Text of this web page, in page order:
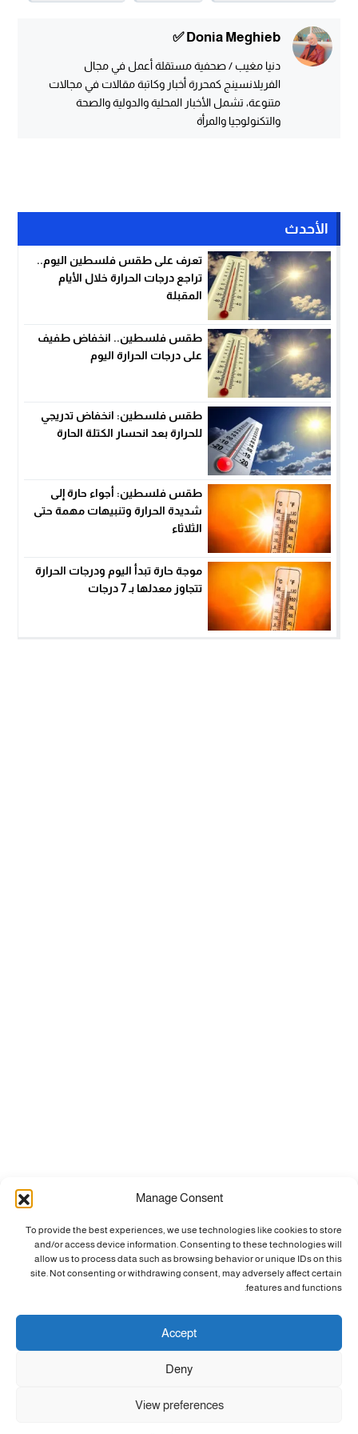
Manage Consent
To provide the best experiences, we use technologies like cookies to store
and/or access device information. Consenting to these technologies will
allow us to process data such as browsing behavior or unique IDs on this
site. Not consenting or withdrawing consent, may adversely affect certain
features and functions.
Accept
Deny
View preferences
Donia Meghieb ✅
دنيا مغيب / صحفية مستقلة أعمل في مجال
الفريلانسينج كمحررة أخبار وكاتبة مقالات في مجالات
متنوعة، تشمل الأخبار المحلية والدولية والصحة
والتكنولوجيا والمرأة
الأحدث
تعرف على طقس فلسطين اليوم..
تراجع درجات الحرارة خلال الأيام
المقبلة
طقس فلسطين.. انخفاض طفيف
على درجات الحرارة اليوم
طقس فلسطين: انخفاض تدريجي
للحرارة بعد انحسار الكتلة الحارة
طقس فلسطين: أجواء حارة إلى
شديدة الحرارة وتنبيهات مهمة حتى
الثلاثاء
موجة حارة تبدأ اليوم ودرجات الحرارة
تتجاوز معدلها بـ 7 درجات